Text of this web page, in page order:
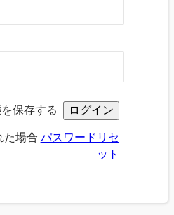
保存する
た場合 パスワードリセ
ット